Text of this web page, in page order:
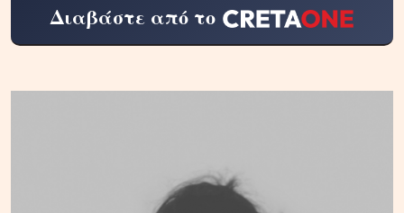
Διαβάστε από το